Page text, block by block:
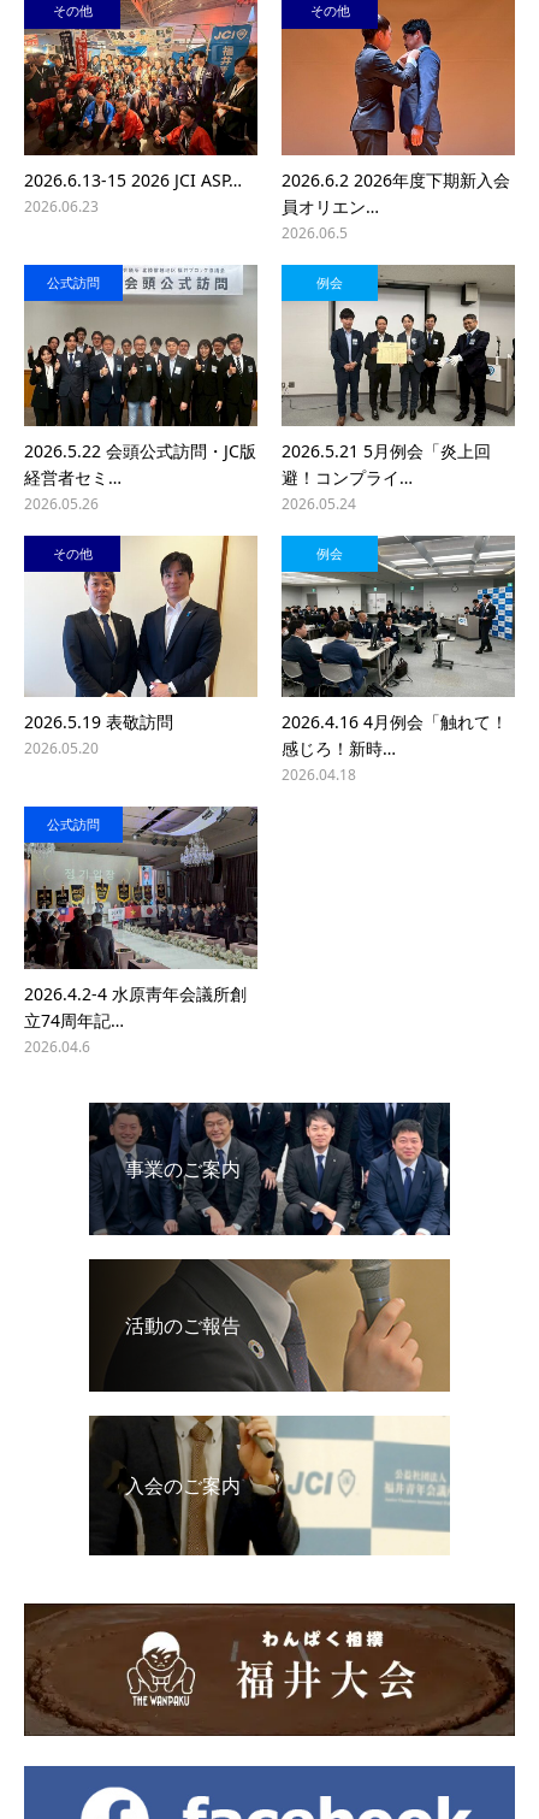
その他
2026.6.13-15 2026 JCI ASP…
2026.06.23
その他
2026.6.2 2026年度下期新入会
員オリエン…
2026.06.5
公式訪問
2026.5.22 会頭公式訪問・JC版
経営者セミ…
2026.05.26
例会
2026.5.21 5月例会「炎上回
避！コンプライ…
2026.05.24
その他
2026.5.19 表敬訪問
2026.05.20
例会
2026.4.16 4月例会「触れて！
感じろ！新時…
2026.04.18
公式訪問
2026.4.2-4 水原靑年会議所創
立74周年記…
2026.04.6
事業のご案内
活動のご報告
入会のご案内